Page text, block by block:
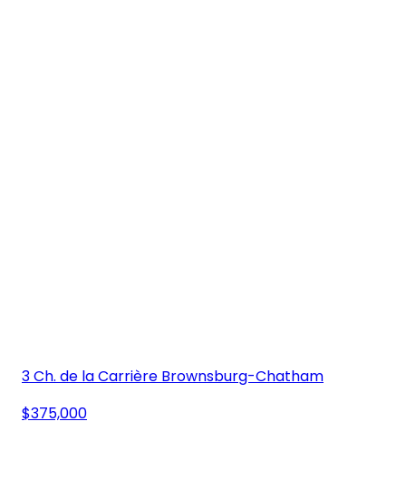
3 Ch. de la Carrière Brownsburg-Chatham
$375,000